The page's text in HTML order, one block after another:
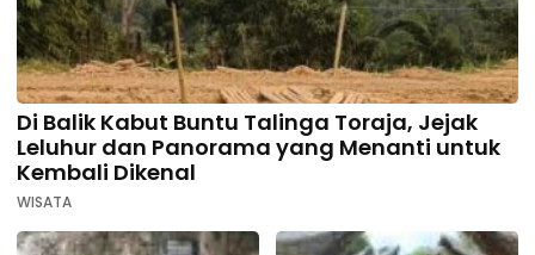
Di Balik Kabut Buntu Talinga Toraja, Jejak
Leluhur dan Panorama yang Menanti untuk
Kembali Dikenal
WISATA